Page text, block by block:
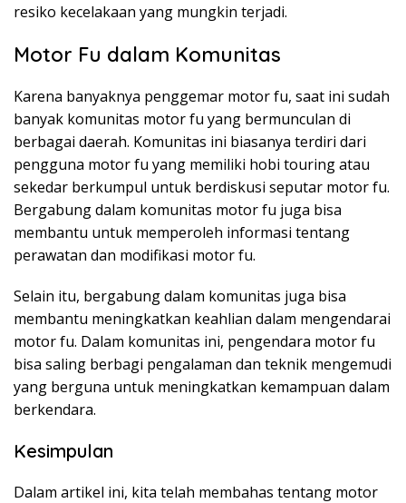
resiko kecelakaan yang mungkin terjadi.
Motor Fu dalam Komunitas
Karena banyaknya penggemar motor fu, saat ini sudah
banyak komunitas motor fu yang bermunculan di
berbagai daerah. Komunitas ini biasanya terdiri dari
pengguna motor fu yang memiliki hobi touring atau
sekedar berkumpul untuk berdiskusi seputar motor fu.
Bergabung dalam komunitas motor fu juga bisa
membantu untuk memperoleh informasi tentang
perawatan dan modifikasi motor fu.
Selain itu, bergabung dalam komunitas juga bisa
membantu meningkatkan keahlian dalam mengendarai
motor fu. Dalam komunitas ini, pengendara motor fu
bisa saling berbagi pengalaman dan teknik mengemudi
yang berguna untuk meningkatkan kemampuan dalam
berkendara.
Kesimpulan
Dalam artikel ini, kita telah membahas tentang motor